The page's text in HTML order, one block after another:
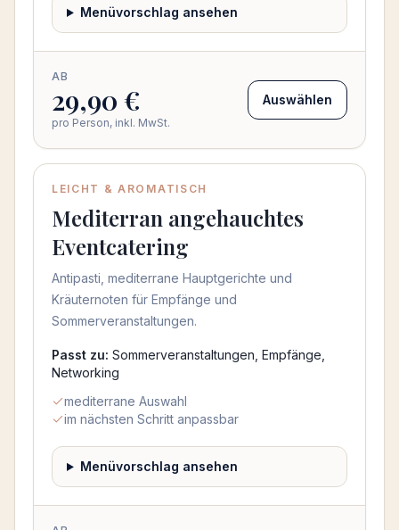
Menüvorschlag ansehen
AB
29,90 €
pro Person, inkl. MwSt.
Auswählen
LEICHT & AROMATISCH
Mediterran angehauchtes
Eventcatering
Antipasti, mediterrane Hauptgerichte und
Kräuternoten für Empfänge und
Sommerveranstaltungen.
Passt zu: Sommerveranstaltungen, Empfänge,
Networking
mediterrane Auswahl
im nächsten Schritt anpassbar
Menüvorschlag ansehen